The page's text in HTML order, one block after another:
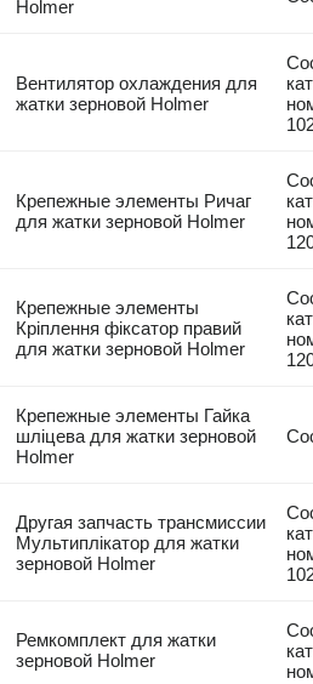
Holmer
Вентилятор охлаждения для
жатки зерновой Holmer
Крепежные элементы Ричаг
для жатки зерновой Holmer
Крепежные элементы
Кріплення фіксатор правий
для жатки зерновой Holmer
Крепежные элементы Гайка
шліцева для жатки зерновой
Holmer
Другая запчасть трансмиссии
Мультиплікатор для жатки
зерновой Holmer
Ремкомплект для жатки
зерновой Holmer